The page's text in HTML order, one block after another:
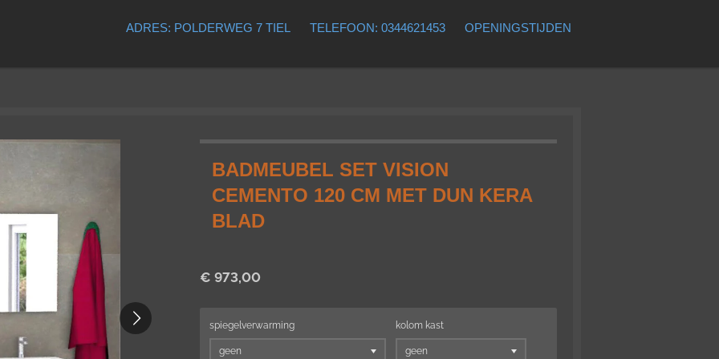
ADRES: POLDERWEG 7 TIEL TELEFOON: 0344621453 OPENINGSTIJDEN
BADMEUBEL SET VISION
CEMENTO 120 CM MET DUN KERA
BLAD
€ 973,00
spiegelverwarming kolom kast